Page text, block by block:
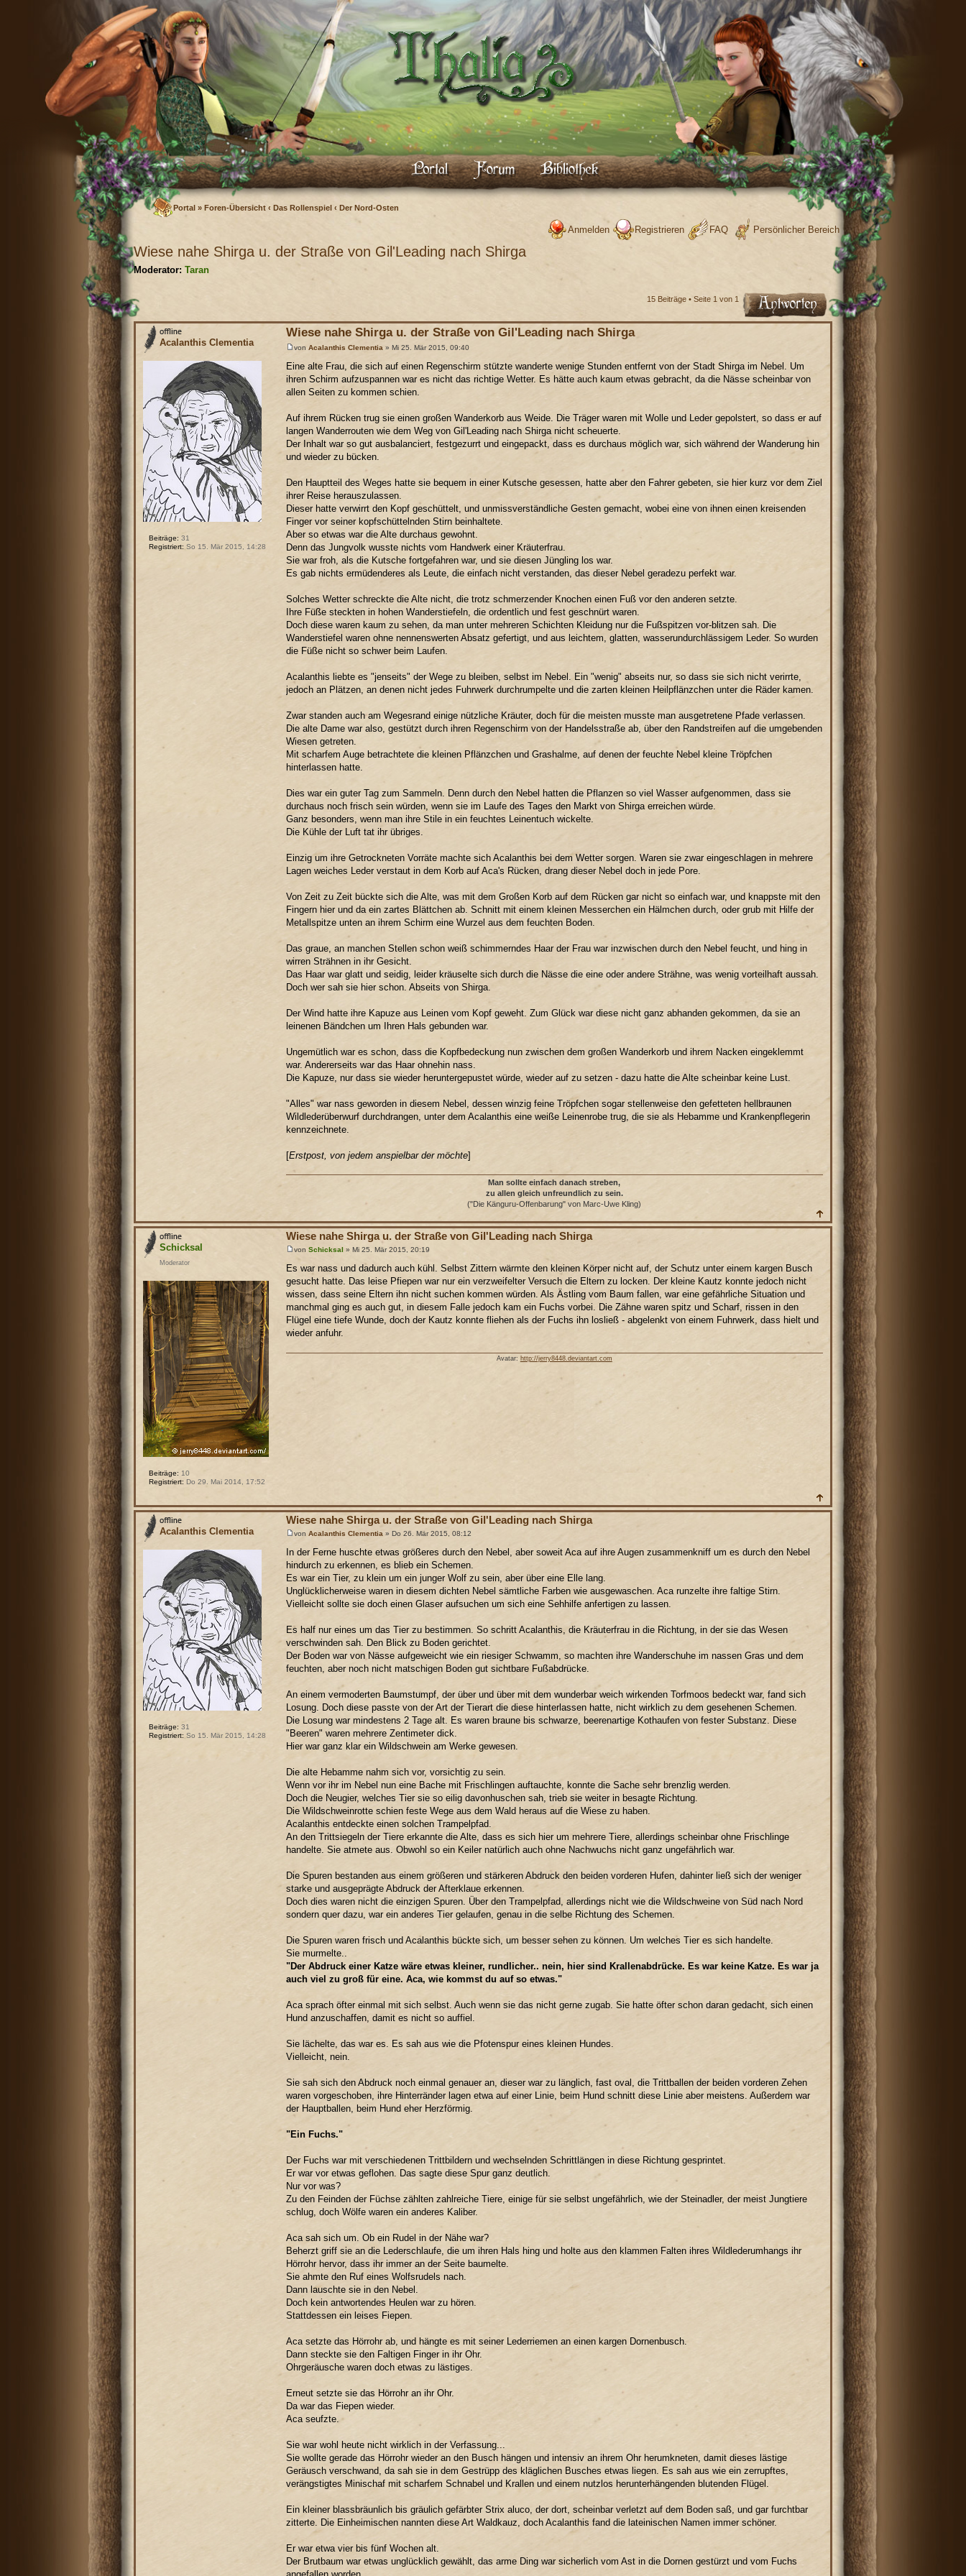
Portal » Foren-Übersicht ‹ Das Rollenspiel ‹ Der Nord-Osten
Persönlicher Bereich
FAQ
Registrieren
Anmelden
Wiese nahe Shirga u. der Straße von Gil'Leading nach Shirga
Moderator: Taran
15 Beiträge • Seite 1 von 1
Wiese nahe Shirga u. der Straße von Gil'Leading nach Shirga
von Acalanthis Clementia » Mi 25. Mär 2015, 09:40
Eine alte Frau, die sich auf einen Regenschirm stützte wanderte wenige Stunden entfernt von der Stadt Shirga im Nebel. Um
ihren Schirm aufzuspannen war es nicht das richtige Wetter. Es hätte auch kaum etwas gebracht, da die Nässe scheinbar von
allen Seiten zu kommen schien.
Auf ihrem Rücken trug sie einen großen Wanderkorb aus Weide. Die Träger waren mit Wolle und Leder gepolstert, so dass er auf
langen Wanderrouten wie dem Weg von Gil'Leading nach Shirga nicht scheuerte.
Der Inhalt war so gut ausbalanciert, festgezurrt und eingepackt, dass es durchaus möglich war, sich während der Wanderung hin
und wieder zu bücken.
Den Hauptteil des Weges hatte sie bequem in einer Kutsche gesessen, hatte aber den Fahrer gebeten, sie hier kurz vor dem Ziel
ihrer Reise herauszulassen.
Dieser hatte verwirrt den Kopf geschüttelt, und unmissverständliche Gesten gemacht, wobei eine von ihnen einen kreisenden
Finger vor seiner kopfschüttelnden Stirn beinhaltete.
Aber so etwas war die Alte durchaus gewohnt.
Denn das Jungvolk wusste nichts vom Handwerk einer Kräuterfrau.
Sie war froh, als die Kutsche fortgefahren war, und sie diesen Jüngling los war.
Es gab nichts ermüdenderes als Leute, die einfach nicht verstanden, das dieser Nebel geradezu perfekt war.
Solches Wetter schreckte die Alte nicht, die trotz schmerzender Knochen einen Fuß vor den anderen setzte.
Ihre Füße steckten in hohen Wanderstiefeln, die ordentlich und fest geschnürt waren.
Doch diese waren kaum zu sehen, da man unter mehreren Schichten Kleidung nur die Fußspitzen vor-blitzen sah. Die
Wanderstiefel waren ohne nennenswerten Absatz gefertigt, und aus leichtem, glatten, wasserundurchlässigem Leder. So wurden
die Füße nicht so schwer beim Laufen.
Acalanthis liebte es "jenseits" der Wege zu bleiben, selbst im Nebel. Ein "wenig" abseits nur, so dass sie sich nicht verirrte,
jedoch an Plätzen, an denen nicht jedes Fuhrwerk durchrumpelte und die zarten kleinen Heilpflänzchen unter die Räder kamen.
Zwar standen auch am Wegesrand einige nützliche Kräuter, doch für die meisten musste man ausgetretene Pfade verlassen.
Die alte Dame war also, gestützt durch ihren Regenschirm von der Handelsstraße ab, über den Randstreifen auf die umgebenden
Wiesen getreten.
Mit scharfem Auge betrachtete die kleinen Pflänzchen und Grashalme, auf denen der feuchte Nebel kleine Tröpfchen
hinterlassen hatte.
Dies war ein guter Tag zum Sammeln. Denn durch den Nebel hatten die Pflanzen so viel Wasser aufgenommen, dass sie
durchaus noch frisch sein würden, wenn sie im Laufe des Tages den Markt von Shirga erreichen würde.
Ganz besonders, wenn man ihre Stile in ein feuchtes Leinentuch wickelte.
Die Kühle der Luft tat ihr übriges.
Einzig um ihre Getrockneten Vorräte machte sich Acalanthis bei dem Wetter sorgen. Waren sie zwar eingeschlagen in mehrere
Lagen weiches Leder verstaut in dem Korb auf Aca's Rücken, drang dieser Nebel doch in jede Pore.
Von Zeit zu Zeit bückte sich die Alte, was mit dem Großen Korb auf dem Rücken gar nicht so einfach war, und knappste mit den
Fingern hier und da ein zartes Blättchen ab. Schnitt mit einem kleinen Messerchen ein Hälmchen durch, oder grub mit Hilfe der
Metallspitze unten an ihrem Schirm eine Wurzel aus dem feuchten Boden.
Das graue, an manchen Stellen schon weiß schimmerndes Haar der Frau war inzwischen durch den Nebel feucht, und hing in
wirren Strähnen in ihr Gesicht.
Das Haar war glatt und seidig, leider kräuselte sich durch die Nässe die eine oder andere Strähne, was wenig vorteilhaft aussah.
Doch wer sah sie hier schon. Abseits von Shirga.
Der Wind hatte ihre Kapuze aus Leinen vom Kopf geweht. Zum Glück war diese nicht ganz abhanden gekommen, da sie an
leinenen Bändchen um Ihren Hals gebunden war.
Ungemütlich war es schon, dass die Kopfbedeckung nun zwischen dem großen Wanderkorb und ihrem Nacken eingeklemmt
war. Andererseits war das Haar ohnehin nass.
Die Kapuze, nur dass sie wieder heruntergepustet würde, wieder auf zu setzen - dazu hatte die Alte scheinbar keine Lust.
"Alles" war nass geworden in diesem Nebel, dessen winzig feine Tröpfchen sogar stellenweise den gefetteten hellbraunen
Wildlederüberwurf durchdrangen, unter dem Acalanthis eine weiße Leinenrobe trug, die sie als Hebamme und Krankenpflegerin
kennzeichnete.
[Erstpost, von jedem anspielbar der möchte]
Man sollte einfach danach streben,
zu allen gleich unfreundlich zu sein.
("Die Känguru-Offenbarung" von Marc-Uwe Kling)
Acalanthis Clementia
Beiträge: 31
Registriert: So 15. Mär 2015, 14:28
Wiese nahe Shirga u. der Straße von Gil'Leading nach Shirga
von Schicksal » Mi 25. Mär 2015, 20:19
Es war nass und dadurch auch kühl. Selbst Zittern wärmte den kleinen Körper nicht auf, der Schutz unter einem kargen Busch
gesucht hatte. Das leise Pfiepen war nur ein verzweifelter Versuch die Eltern zu locken. Der kleine Kautz konnte jedoch nicht
wissen, dass seine Eltern ihn nicht suchen kommen würden. Als Ästling vom Baum fallen, war eine gefährliche Situation und
manchmal ging es auch gut, in diesem Falle jedoch kam ein Fuchs vorbei. Die Zähne waren spitz und Scharf, rissen in den
Flügel eine tiefe Wunde, doch der Kautz konnte fliehen als der Fuchs ihn losließ - abgelenkt von einem Fuhrwerk, dass hielt und
wieder anfuhr.
Avatar: http://jerry8448.deviantart.com
Schicksal
Moderator
Beiträge: 10
Registriert: Do 29. Mai 2014, 17:52
Wiese nahe Shirga u. der Straße von Gil'Leading nach Shirga
von Acalanthis Clementia » Do 26. Mär 2015, 08:12
In der Ferne huschte etwas größeres durch den Nebel, aber soweit Aca auf ihre Augen zusammenkniff um es durch den Nebel
hindurch zu erkennen, es blieb ein Schemen.
Es war ein Tier, zu klein um ein junger Wolf zu sein, aber über eine Elle lang.
Unglücklicherweise waren in diesem dichten Nebel sämtliche Farben wie ausgewaschen. Aca runzelte ihre faltige Stirn.
Vielleicht sollte sie doch einen Glaser aufsuchen um sich eine Sehhilfe anfertigen zu lassen.
Es half nur eines um das Tier zu bestimmen. So schritt Acalanthis, die Kräuterfrau in die Richtung, in der sie das Wesen
verschwinden sah. Den Blick zu Boden gerichtet.
Der Boden war von Nässe aufgeweicht wie ein riesiger Schwamm, so machten ihre Wanderschuhe im nassen Gras und dem
feuchten, aber noch nicht matschigen Boden gut sichtbare Fußabdrücke.
An einem vermoderten Baumstumpf, der über und über mit dem wunderbar weich wirkenden Torfmoos bedeckt war, fand sich
Losung. Doch diese passte von der Art der Tierart die diese hinterlassen hatte, nicht wirklich zu dem gesehenen Schemen.
Die Losung war mindestens 2 Tage alt. Es waren braune bis schwarze, beerenartige Kothaufen von fester Substanz. Diese
"Beeren" waren mehrere Zentimeter dick.
Hier war ganz klar ein Wildschwein am Werke gewesen.
Die alte Hebamme nahm sich vor, vorsichtig zu sein.
Wenn vor ihr im Nebel nun eine Bache mit Frischlingen auftauchte, konnte die Sache sehr brenzlig werden.
Doch die Neugier, welches Tier sie so eilig davonhuschen sah, trieb sie weiter in besagte Richtung.
Die Wildschweinrotte schien feste Wege aus dem Wald heraus auf die Wiese zu haben.
Acalanthis entdeckte einen solchen Trampelpfad.
An den Trittsiegeln der Tiere erkannte die Alte, dass es sich hier um mehrere Tiere, allerdings scheinbar ohne Frischlinge
handelte. Sie atmete aus. Obwohl so ein Keiler natürlich auch ohne Nachwuchs nicht ganz ungefährlich war.
Die Spuren bestanden aus einem größeren und stärkeren Abdruck den beiden vorderen Hufen, dahinter ließ sich der weniger
starke und ausgeprägte Abdruck der Afterklaue erkennen.
Doch dies waren nicht die einzigen Spuren. Über den Trampelpfad, allerdings nicht wie die Wildschweine von Süd nach Nord
sondern quer dazu, war ein anderes Tier gelaufen, genau in die selbe Richtung des Schemen.
Die Spuren waren frisch und Acalanthis bückte sich, um besser sehen zu können. Um welches Tier es sich handelte.
Sie murmelte..
"Der Abdruck einer Katze wäre etwas kleiner, rundlicher.. nein, hier sind Krallenabdrücke. Es war keine Katze. Es war ja
auch viel zu groß für eine. Aca, wie kommst du auf so etwas."
Aca sprach öfter einmal mit sich selbst. Auch wenn sie das nicht gerne zugab. Sie hatte öfter schon daran gedacht, sich einen
Hund anzuschaffen, damit es nicht so auffiel.
Sie lächelte, das war es. Es sah aus wie die Pfotenspur eines kleinen Hundes.
Vielleicht, nein.
Sie sah sich den Abdruck noch einmal genauer an, dieser war zu länglich, fast oval, die Trittballen der beiden vorderen Zehen
waren vorgeschoben, ihre Hinterränder lagen etwa auf einer Linie, beim Hund schnitt diese Linie aber meistens. Außerdem war
der Hauptballen, beim Hund eher Herzförmig.
"Ein Fuchs."
Der Fuchs war mit verschiedenen Trittbildern und wechselnden Schrittlängen in diese Richtung gesprintet.
Er war vor etwas geflohen. Das sagte diese Spur ganz deutlich.
Nur vor was?
Zu den Feinden der Füchse zählten zahlreiche Tiere, einige für sie selbst ungefährlich, wie der Steinadler, der meist Jungtiere
schlug, doch Wölfe waren ein anderes Kaliber.
Aca sah sich um. Ob ein Rudel in der Nähe war?
Beherzt griff sie an die Lederschlaufe, die um ihren Hals hing und holte aus den klammen Falten ihres Wildlederumhangs ihr
Hörrohr hervor, dass ihr immer an der Seite baumelte.
Sie ahmte den Ruf eines Wolfsrudels nach.
Dann lauschte sie in den Nebel.
Doch kein antwortendes Heulen war zu hören.
Stattdessen ein leises Fiepen.
Aca setzte das Hörrohr ab, und hängte es mit seiner Lederriemen an einen kargen Dornenbusch.
Dann steckte sie den Faltigen Finger in ihr Ohr.
Ohrgeräusche waren doch etwas zu lästiges.
Erneut setzte sie das Hörrohr an ihr Ohr.
Da war das Fiepen wieder.
Aca seufzte.
Sie war wohl heute nicht wirklich in der Verfassung...
Sie wollte gerade das Hörrohr wieder an den Busch hängen und intensiv an ihrem Ohr herumkneten, damit dieses lästige
Geräusch verschwand, da sah sie in dem Gestrüpp des kläglichen Busches etwas liegen. Es sah aus wie ein zerrupftes,
verängstigtes Minischaf mit scharfem Schnabel und Krallen und einem nutzlos herunterhängenden blutenden Flügel.
Ein kleiner blassbräunlich bis gräulich gefärbter Strix aluco, der dort, scheinbar verletzt auf dem Boden saß, und gar furchtbar
zitterte. Die Einheimischen nannten diese Art Waldkauz, doch Acalanthis fand die lateinischen Namen immer schöner.
Er war etwa vier bis fünf Wochen alt.
Der Brutbaum war etwas unglücklich gewählt, das arme Ding war sicherlich vom Ast in die Dornen gestürzt und vom Fuchs
Acalanthis Clementia
Beiträge: 31
Registriert: So 15. Mär 2015, 14:28